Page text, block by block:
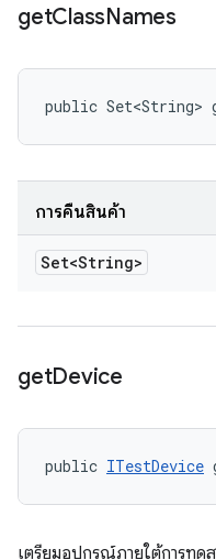
getClassNames
public Set<String>
การคืนสินค้า
Set<String>
getDevice
public ITestDevice
เตรียมอุปกรณ์ภายใต้การทด